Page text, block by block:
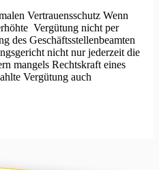
Vertrauensschutz Wenn
Vergütung nicht per
des Geschäftsstellenbeamten
nicht nur jederzeit die
mangels Rechtskraft eines
Vergütung auch